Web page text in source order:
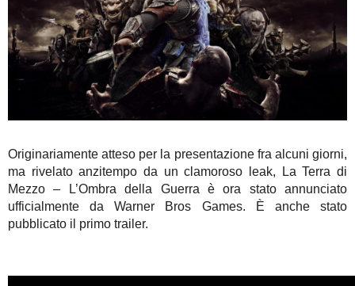
Originariamente atteso per la presentazione fra alcuni giorni,
ma rivelato anzitempo da un clamoroso leak, La Terra di
Mezzo – L’Ombra della Guerra è ora stato annunciato
ufficialmente da Warner Bros Games. È anche stato
pubblicato il primo trailer.